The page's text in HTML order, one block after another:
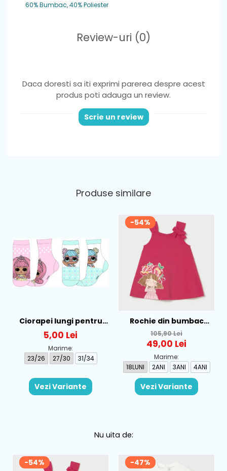
60% Bumbac, 40% Poliester
Review-uri (0)
Daca doresti sa iti exprimi parerea despre acest
produs poti adauga un review.
Scrie un review
Produse similare
Ciorapei lungi pentru
fete cu personaj LOL -
52-34-315
5,00 Lei
Marime:
23/26
27/30 31/34
Vezi Variante
-54%
Rochie din bumbac
pentru fete Mayoral,
Rosu - 1930-069
105,90 Lei
49,00 Lei
Marime:
18LUNI
2ANI 3ANI 4ANI
Vezi Variante
Nu uita de:
-54% -47%